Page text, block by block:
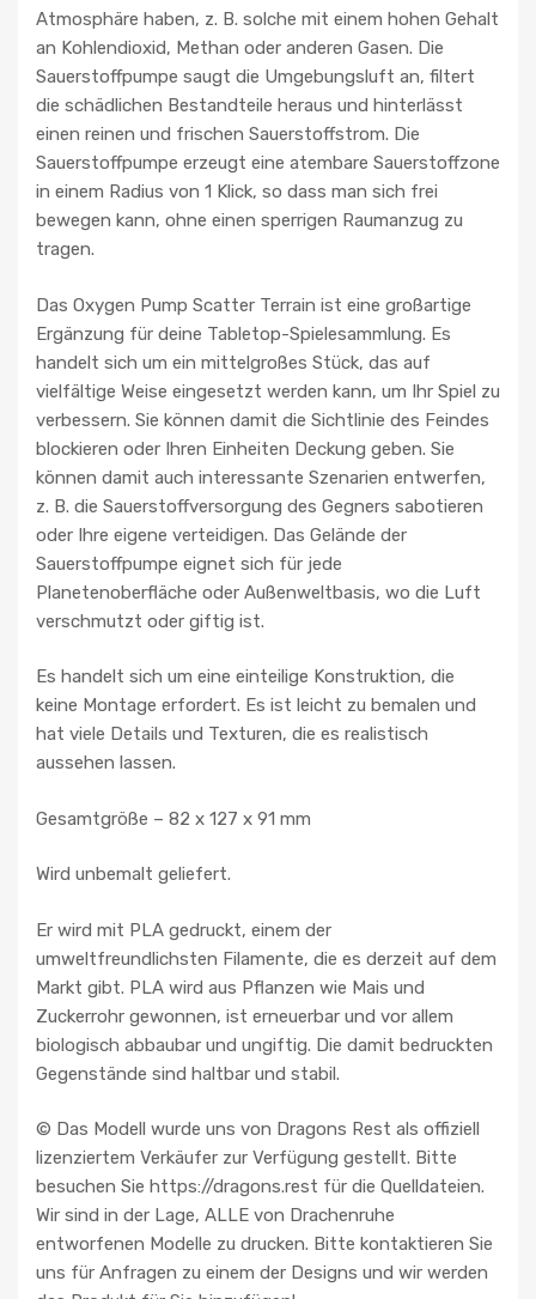
Atmosphäre haben, z. B. solche mit einem hohen Gehalt
an Kohlendioxid, Methan oder anderen Gasen. Die
Sauerstoffpumpe saugt die Umgebungsluft an, filtert
die schädlichen Bestandteile heraus und hinterlässt
einen reinen und frischen Sauerstoffstrom. Die
Sauerstoffpumpe erzeugt eine atembare Sauerstoffzone
in einem Radius von 1 Klick, so dass man sich frei
bewegen kann, ohne einen sperrigen Raumanzug zu
tragen.
Das Oxygen Pump Scatter Terrain ist eine großartige
Ergänzung für deine Tabletop-Spielesammlung. Es
handelt sich um ein mittelgroßes Stück, das auf
vielfältige Weise eingesetzt werden kann, um Ihr Spiel zu
verbessern. Sie können damit die Sichtlinie des Feindes
blockieren oder Ihren Einheiten Deckung geben. Sie
können damit auch interessante Szenarien entwerfen,
z. B. die Sauerstoffversorgung des Gegners sabotieren
oder Ihre eigene verteidigen. Das Gelände der
Sauerstoffpumpe eignet sich für jede
Planetenoberfläche oder Außenweltbasis, wo die Luft
verschmutzt oder giftig ist.
Es handelt sich um eine einteilige Konstruktion, die
keine Montage erfordert. Es ist leicht zu bemalen und
hat viele Details und Texturen, die es realistisch
aussehen lassen.
Gesamtgröße – 82 x 127 x 91 mm
Wird unbemalt geliefert.
Er wird mit PLA gedruckt, einem der
umweltfreundlichsten Filamente, die es derzeit auf dem
Markt gibt. PLA wird aus Pflanzen wie Mais und
Zuckerrohr gewonnen, ist erneuerbar und vor allem
biologisch abbaubar und ungiftig. Die damit bedruckten
Gegenstände sind haltbar und stabil.
©️ Das Modell wurde uns von Dragons Rest als offiziell
lizenziertem Verkäufer zur Verfügung gestellt. Bitte
besuchen Sie https://dragons.rest für die Quelldateien.
Wir sind in der Lage, ALLE von Drachenruhe
entworfenen Modelle zu drucken. Bitte kontaktieren Sie
uns für Anfragen zu einem der Designs und wir werden